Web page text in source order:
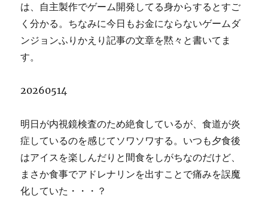
は、自主製作でゲーム開発してる身からするとすご
く分かる。ちなみに今日もお金にならないゲームダ
ンジョンふりかえり記事の文章を黙々と書いてま
す。
20260514
明日が内視鏡検査のため絶食しているが、食道が炎
症しているのを感じてソワソワする。いつも夕食後
はアイスを楽しんだりと間食をしがちなのだけど、
まさか食事でアドレナリンを出すことで痛みを誤魔
化していた・・・？